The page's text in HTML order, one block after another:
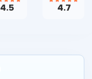
4.5 4.7